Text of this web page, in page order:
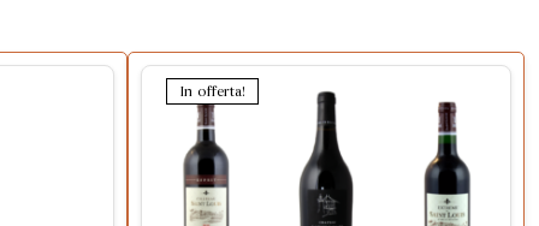
In offerta!